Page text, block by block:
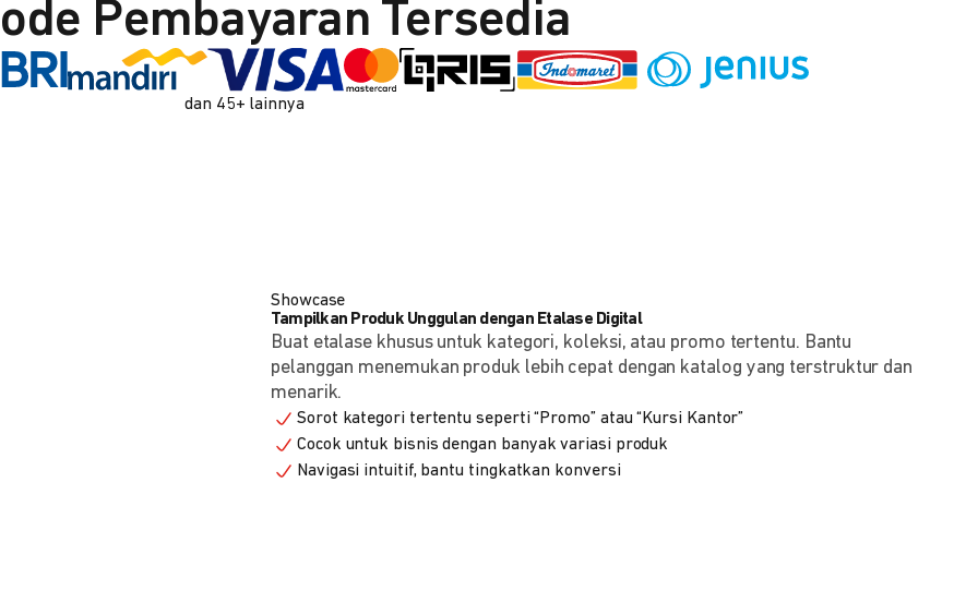
Pembayaran Tersedia
dan 45+ lainnya
Showcase
Tampilkan Produk Unggulan dengan Etalase Digital
Buat etalase khusus untuk kategori, koleksi, atau promo tertentu. Bantu
pelanggan menemukan produk lebih cepat dengan katalog yang terstruktur dan
menarik.
Sorot kategori tertentu seperti “Promo” atau “Kursi Kantor”
Cocok untuk bisnis dengan banyak variasi produk
Navigasi intuitif, bantu tingkatkan konversi